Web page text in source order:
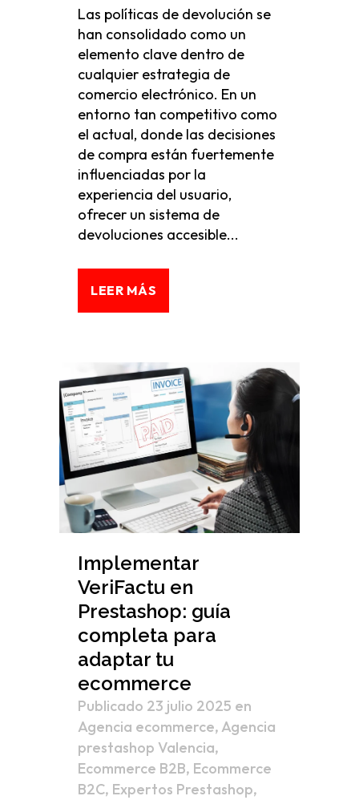
Las políticas de devolución se
han consolidado como un
elemento clave dentro de
cualquier estrategia de
comercio electrónico. En un
entorno tan competitivo como
el actual, donde las decisiones
de compra están fuertemente
influenciadas por la
experiencia del usuario,
ofrecer un sistema de
devoluciones accesible...
LEER MÁS
Implementar
VeriFactu en
Prestashop: guía
completa para
adaptar tu
ecommerce
Publicado 23 julio 2025 en
Agencia ecommerce, Agencia
prestashop Valencia,
Ecommerce B2B, Ecommerce
B2C, Expertos Prestashop,